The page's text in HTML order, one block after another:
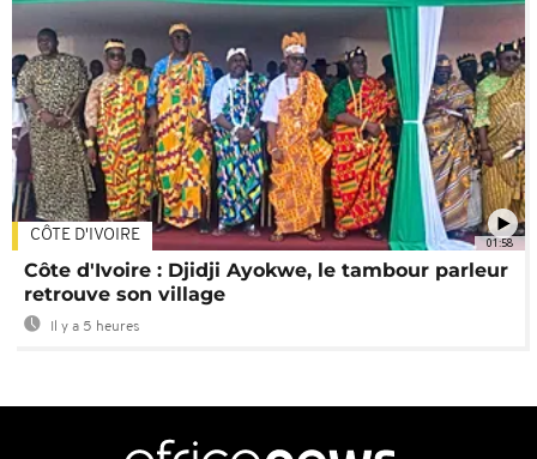
01:58
CÔTE D'IVOIRE
Côte d'Ivoire : Djidji Ayokwe, le tambour parleur
retrouve son village
Il y a 5 heures